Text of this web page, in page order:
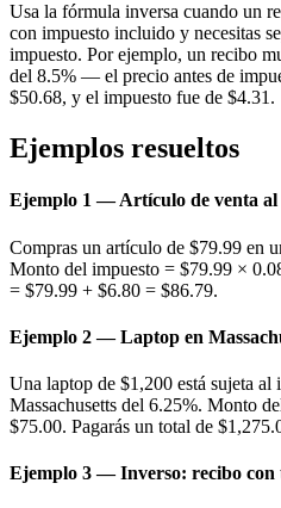
Usa la fórmula inversa cuando un
con impuesto incluido y necesitas
impuesto. Por ejemplo, un recibo
del 8.5% — el precio antes de
$50.68, y el impuesto fue de $4.31.
Ejemplos resueltos
Ejemplo 1 — Artículo de venta
Compras un artículo de $79.99 en
Monto del impuesto = $79.99 ×
= $79.99 + $6.80 = $86.79.
Ejemplo 2 — Laptop en
Una laptop de $1,200 está sujeta al
Massachusetts del 6.25%. Monto
$75.00. Pagarás un total de
Ejemplo 3 — Inverso: recibo con